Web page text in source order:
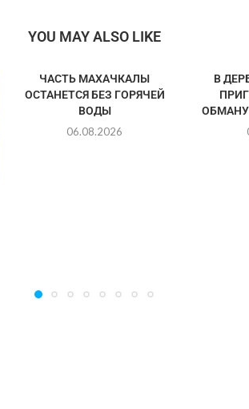
YOU MAY ALSO LIKE
ЧАСТЬ МАХАЧКАЛЫ
ОСТАНЕТСЯ БЕЗ ГОРЯЧЕЙ
ВОДЫ
06.08.2026
В